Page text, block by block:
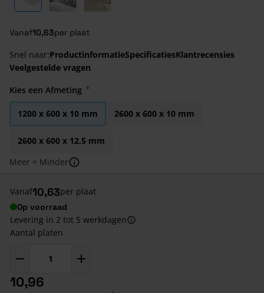
Vanaf10,63per plaat
Snel naar:ProductinformatieSpecificatiesKlantrecensies
Veelgestelde vragen
Kies een Afmeting
1200 x 600 x 10 mm 2600 x 600 x 10 mm
2600 x 600 x 12,5 mm
Meer = Minder
Vanaf10,63per plaat
Op voorraad
Levering in 2 tot 5 werkdagen
Aantal platen
10,96